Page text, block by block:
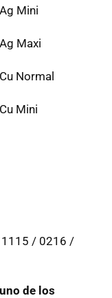
Mini
Maxi
Normal
Mini
/ 0216 /
de los